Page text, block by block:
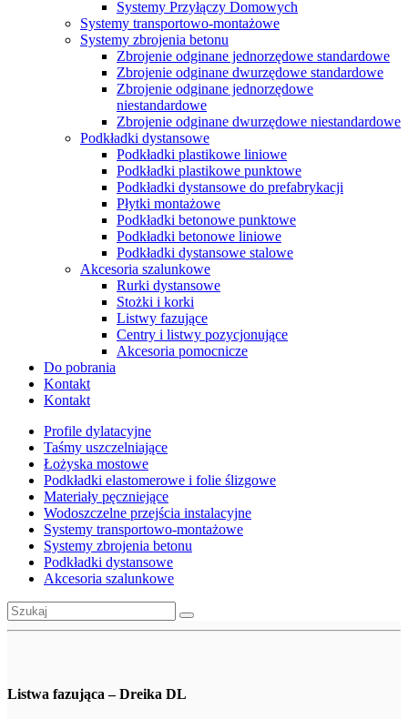
Systemy Przyłączy Domowych
Systemy transportowo-montażowe
Systemy zbrojenia betonu
Zbrojenie odginane jednorzędowe standardowe
Zbrojenie odginane dwurzędowe standardowe
Zbrojenie odginane jednorzędowe
niestandardowe
Zbrojenie odginane dwurzędowe niestandardowe
Podkładki dystansowe
Podkładki plastikowe liniowe
Podkładki plastikowe punktowe
Podkładki dystansowe do prefabrykacji
Płytki montażowe
Podkładki betonowe punktowe
Podkładki betonowe liniowe
Podkładki dystansowe stalowe
Akcesoria szalunkowe
Rurki dystansowe
Stożki i korki
Listwy fazujące
Centry i listwy pozycjonujące
Akcesoria pomocnicze
Do pobrania
Kontakt
Kontakt
Profile dylatacyjne
Taśmy uszczelniające
Łożyska mostowe
Podkładki elastomerowe i folie ślizgowe
Materiały pęczniejące
Wodoszczelne przejścia instalacyjne
Systemy transportowo-montażowe
Systemy zbrojenia betonu
Podkładki dystansowe
Akcesoria szalunkowe
Listwa fazująca – Dreika DL